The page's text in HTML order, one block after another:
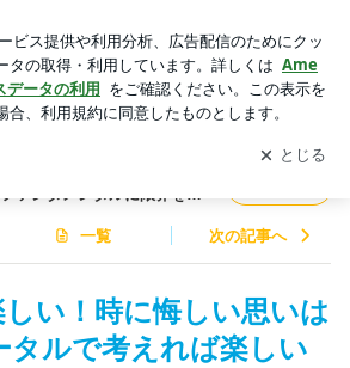
| 生成AI投資顧問を利用して楽々トレー
ファンダメンタルに限界を感じている方
で楽々トレード！
して ブログの更新通知
を受け取りまし
開く
ァンダメンタルに限界を感
一覧 次の記事へ
い！時に悔しい思いは
タルで考えれば楽しい